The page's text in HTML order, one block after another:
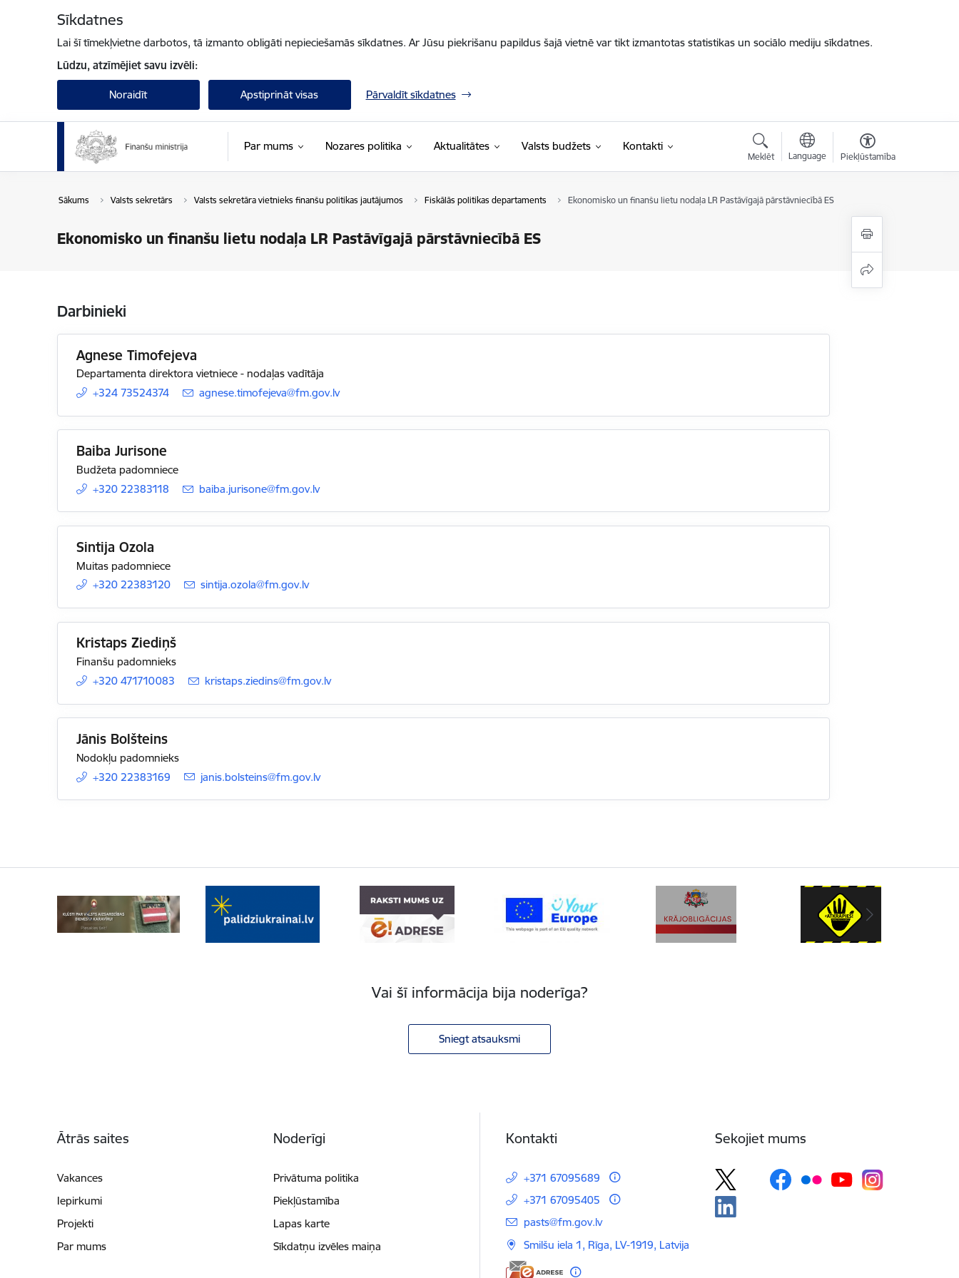
Sīkdatnes
Lai šī tīmekļvietne darbotos, tā izmanto obligāti nepieciešamās sīkdatnes. Ar Jūsu piekrišanu papildus šajā vietnē var tikt izmantotas statistikas un sociālo mediju sīkdatnes.
Lūdzu, atzīmējiet savu izvēli:
Noraidīt Apstiprināt visas Pārvaldīt sīkdatnes
Par mums Nozares politika Aktualitātes Valsts budžets Kontakti
Meklēt Language Piekļūstamība
Sākums Valsts sekretārs Valsts sekretāra vietnieks finanšu politikas jautājumos Fiskālās politikas departaments Ekonomisko un finanšu lietu nodaļa LR Pastāvīgajā pārstāvniecībā ES
Ekonomisko un finanšu lietu nodaļa LR Pastāvīgajā pārstāvniecībā ES
Darbinieki
Agnese Timofejeva
Departamenta direktora vietniece - nodaļas vadītāja
+324 73524374
E-pasts:
agnese.timofejeva@fm.gov.lv
Baiba Jurisone
Budžeta padomniece
+320 22383118
E-pasts:
baiba.jurisone@fm.gov.lv
Sintija Ozola
Muitas padomniece
+320 22383120
E-pasts:
sintija.ozola@fm.gov.lv
Kristaps Ziediņš
Finanšu padomnieks
+320 471710083
E-pasts:
kristaps.ziedins@fm.gov.lv
Jānis Bolšteins
Nodokļu padomnieks
+320 22383169
E-pasts:
janis.bolsteins@fm.gov.lv
Vai šī informācija bija noderīga?
Sniegt atsauksmi
Ātrās saites
Vakances
Iepirkumi
Projekti
Par mums
Noderīgi
Privātuma politika
Piekļūstamība
Lapas karte
Sīkdatņu izvēles maiņa
Kontakti
+371 67095689
+371 67095405
E-pasts:
pasts@fm.gov.lv
Smilšu iela 1, Rīga, LV-1919, Latvija
Sekojiet mums